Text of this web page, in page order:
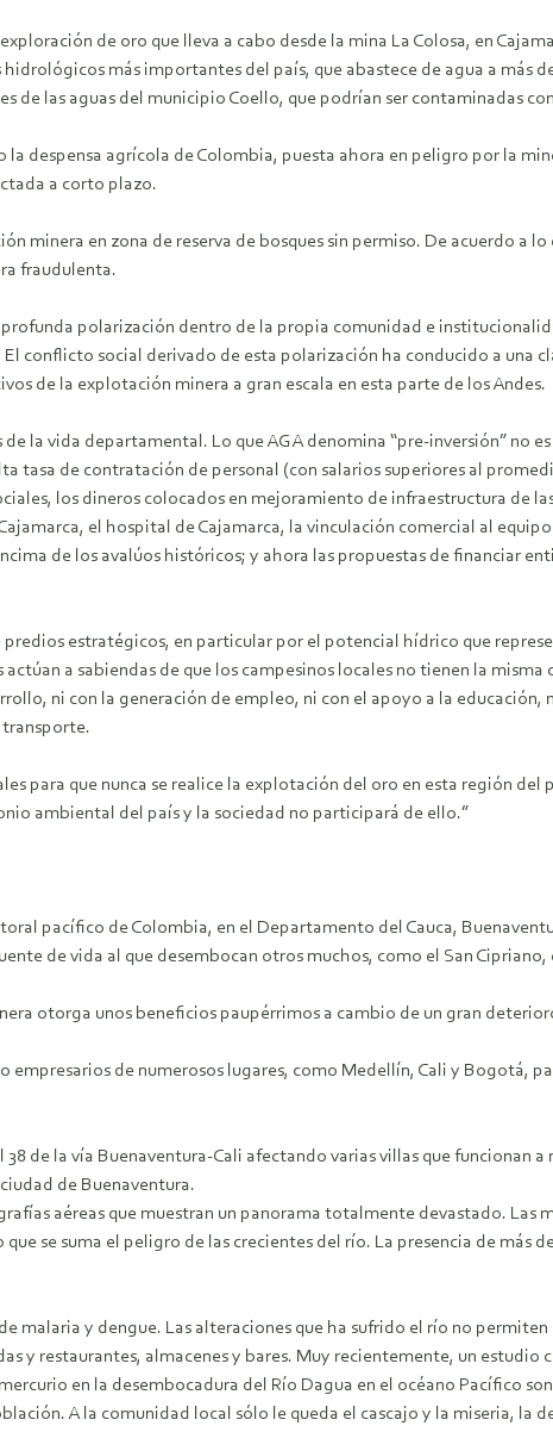
de oro que lleva a cabo desde la mina La Colosa, en
más importantes del país, que abastece de agua a más
las aguas del municipio Coello, que podrían ser contaminadas
despensa agrícola de Colombia, puesta ahora en peligro por la
a corto plazo.
minera en zona de reserva de bosques sin permiso. De acuerdo a
fraudulenta.
polarización dentro de la propia comunidad e
El conflicto social derivado de esta polarización ha conducido a una
de la explotación minera a gran escala en esta parte de los Andes.
la vida departamental. Lo que AGA denomina “pre-inversión” no
tasa de contratación de personal (con salarios superiores al
los dineros colocados en mejoramiento de infraestructura de
el hospital de Cajamarca, la vinculación comercial al
de los avalúos históricos; y ahora las propuestas de financiar
estratégicos, en particular por el potencial hídrico que
a sabiendas de que los campesinos locales no tienen la
ni con la generación de empleo, ni con el apoyo a la educación,
transporte.
para que nunca se realice la explotación del oro en esta región del
ambiental del país y la sociedad no participará de ello.”
pacífico de Colombia, en el Departamento del Cauca,
de vida al que desembocan otros muchos, como el San Cipriano,
otorga unos beneficios paupérrimos a cambio de un gran
de numerosos lugares, como Medellín, Cali y Bogotá,
de la vía Buenaventura-Cali afectando varias villas que funcionan a
de Buenaventura.
aéreas que muestran un panorama totalmente devastado. Las
se suma el peligro de las crecientes del río. La presencia de más
malaria y dengue. Las alteraciones que ha sufrido el río no
y restaurantes, almacenes y bares. Muy recientemente, un
en la desembocadura del Río Dagua en el océano Pacífico
A la comunidad local sólo le queda el cascajo y la miseria, la